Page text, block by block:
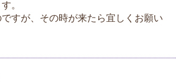
。
すが、その時が来たら宜しくお願い